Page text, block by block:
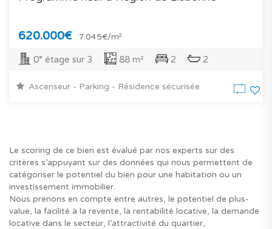
620.000€ 7.045€/m²
0° étage sur 3 88 m² 2 2
Ascenseur - Parking - Résidence sécurisée
Le scoring de ce bien est évalué par nos experts sur des
critères s’appuyant sur des données qui nous permettent de
catégoriser le potentiel du bien pour une habitation ou un
investissement immobilier.
Nous prenons en compte entre autres, le potentiel de plus-
value, la facilité à la revente, la rentabilité locative, la demande
locative dans le secteur, l’attractivité du quartier,